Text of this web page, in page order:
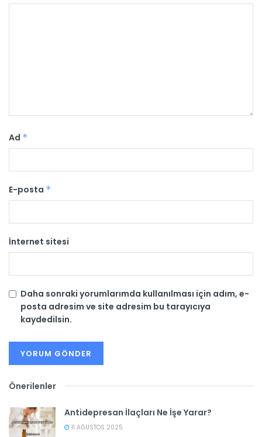
Ad *
E-posta *
İnternet sitesi
Daha sonraki yorumlarımda kullanılması için adım, e-
posta adresim ve site adresim bu tarayıcıya
kaydedilsin.
Önerilenler
Antidepresan İlaçları Ne İşe Yarar?
11 AĞUSTOS 2025